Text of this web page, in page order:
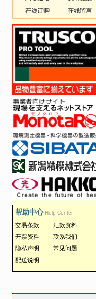
帮助中心 Help Center
交易条款
汇款资料
开票资料
联系我们
隐私声明
常见问题
配送说明